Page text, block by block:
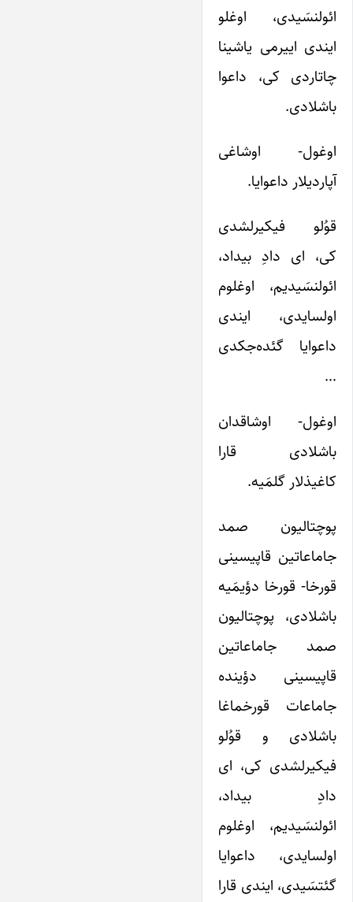
ائولنسَیدی، اوغلو
ایندی اییرمی یاشینا
چاتاردی کی، داعوا
باشلادی.
اوغول- اوشاغی
آپاردیلار داعوایا.
قوُلو فیکیرلشدی
کی، ای دادِ بیداد،
ائولنسَیدیم، اوغلوم
اولسایدی، ایندی
داعوایا گئده‌جکدی
…
اوغول- اوشاقدان
باشلادی قارا
کاغیذلار گلمَیه.
پوچتالیون صمد
جاماعاتین قاپیسینی
قورخا- قورخا دؤیمَیه
باشلادی، پوچتالیون
صمد جاماعاتین
قاپیسینی دؤینده
جاماعات قورخماغا
باشلادی و قوُلو
فیکیرلشدی کی، ای
دادِ بیداد،
ائولنسَیدیم، اوغلوم
اولسایدی، داعوایا
گئتسَیدی، ایندی قارا